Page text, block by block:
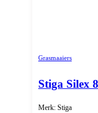
Grasmaaiers
Stiga Silex
Merk: Stiga